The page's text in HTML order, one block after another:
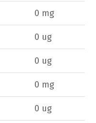
0 mg
0 ug
0 ug
0 mg
0 ug